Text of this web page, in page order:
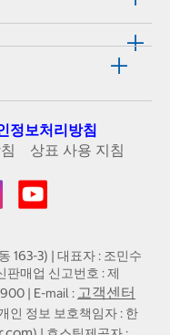
정보처리방침
상표 사용 지침
163-3) | 대표자 : 조민수
판매업 신고번호 : 제
| E-mail : 고객센터
인 정보 보호책임자 : 한